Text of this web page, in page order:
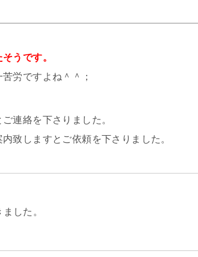
うです。
労ですよね＾＾；
連絡を下さりました。
致しますとご依頼を下さりました。
した。